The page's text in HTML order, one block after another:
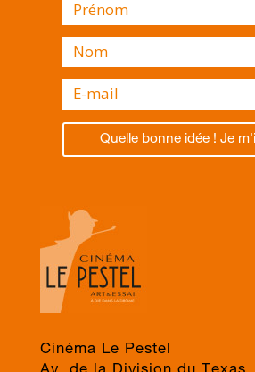
Quelle bonne idée ! Je
Cinéma Le Pestel